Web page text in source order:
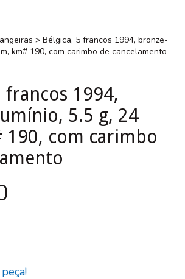
> Bélgica, 5 francos 1994, bronze-
km# 190, com carimbo de cancelamento
francos 1994,
5.5 g, 24
190, com carimbo